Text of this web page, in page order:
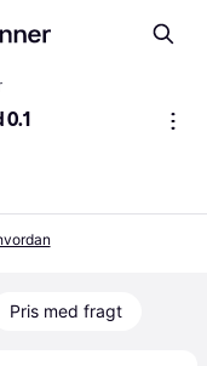
0.1
Pris med fragt